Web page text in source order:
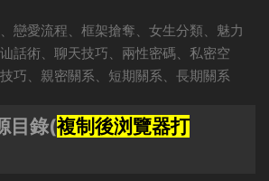
戀愛流程、框架搶奪、女生分類、魅力
話術、聊天技巧、兩性密碼、私密空
巧、親密關系、短期關系、長期關系
目錄(複制後浏覽器打